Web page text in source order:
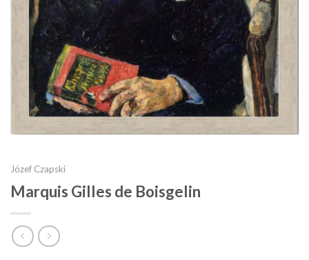
Józef Czapski
Marquis Gilles de Boisgelin